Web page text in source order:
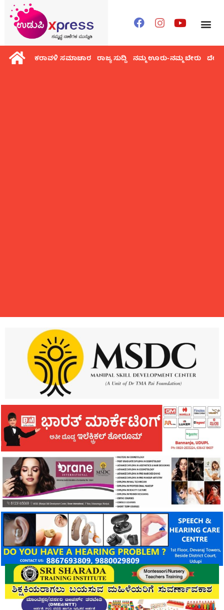
ಕರಾವಳಿ ಸಮಾಚಾರ ರಾಜ್ಯ ಸುದ್ದಿ ನಮ್ಮ ಊರು-ನಮ್ಮ ಬೇರು ದೇಶ